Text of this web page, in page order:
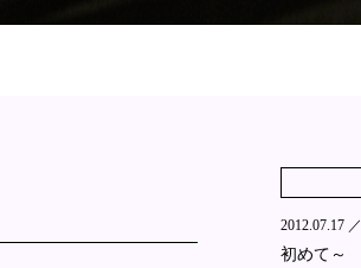
2012.07.17 ／
初めて～